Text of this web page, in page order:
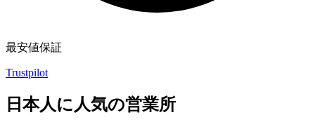
最安値保証
Trustpilot
日本人に人気の営業所